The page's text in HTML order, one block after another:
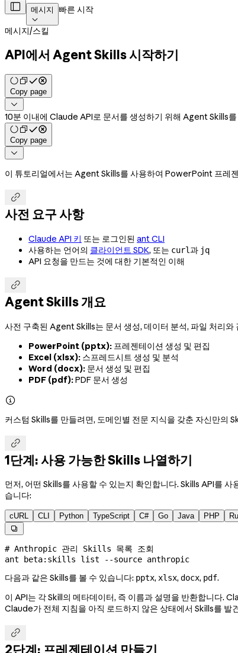
 메시지

빠른 시작
메시지/스킬
API에서 Agent Skills 시작하기
Copy page

10분 이내에 Claude API로 문서를 생성하기 위해 Agent Skills
Copy page

이 튜토리얼에서는 Agent Skills를 사용하여 PowerPoint 프레

사전 요구 사항
Claude API 키 또는 로그인된 ant CLI
사용하는 언어의 클라이언트 SDK, 또는 curl과 jq
API 요청을 만드는 것에 대한 기본적인 이해

Agent Skills 개요
사전 구축된 Agent Skills는 문서 생성, 데이터 분석, 파일 처리
PowerPoint (pptx): 프레젠테이션 생성 및 편집
Excel (xlsx): 스프레드시트 생성 및 분석
Word (docx): 문서 생성 및 편집
PDF (pdf):PDF 문서 생성

커스텀 Skills를 만들려면, 도메인별 전문 지식을 갖춘 자신만의

1단계: 사용 가능한 Skills 나열하기
먼저, 어떤 Skills를 사용할 수 있는지 확인합니다. Skills API를
습니다:
cURL CLI Python TypeScript C# Go Java PHP

# Anthropic 관리 Skills 목록 조회
ant beta:skills list --source anthropic
다음과 같은 Skills를 볼 수 있습니다: pptx, xlsx, docx, pdf.
이 API는 각 Skill의 메타데이터, 즉 이름과 설명을 반환합니다.
Claude가 전체 지침을 아직 로드하지 않은 상태에서 Skills를 발

2단계: 프레젠테이션 만들기